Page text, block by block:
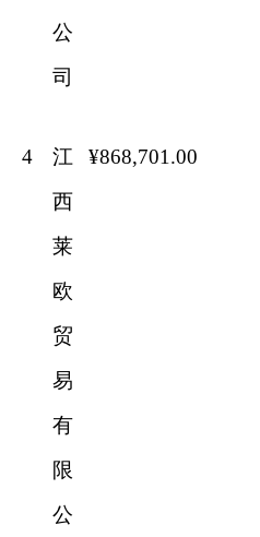
公
司
4
江
西
莱
欧
贸
易
有
限
公
¥868,701 .00